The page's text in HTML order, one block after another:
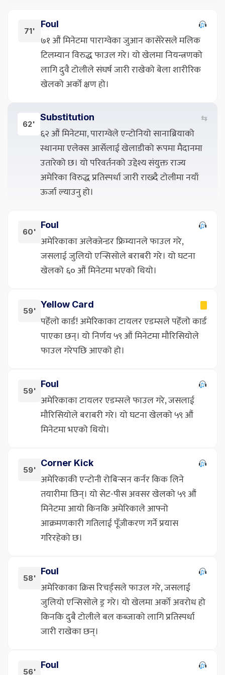
71'
Foul
७१ औं मिनेटमा पाराग्वेका जुआन कासेरेसले मलिक
टिलम्यान विरुद्ध फाउल गरे। यो खेलमा नियन्त्रणको
लागि दुवै टोलीले संघर्ष जारी राखेको बेला शारीरिक
खेलको अर्को क्षण हो।
62'
Substitution ⇆
६२ औं मिनेटमा, पाराग्वेले एन्टोनियो सानाब्रियाको
स्थानमा एलेक्स आर्सेलाई खेलाडीको रूपमा मैदानमा
उतारेको छ। यो परिवर्तनको उद्देश्य संयुक्त राज्य
अमेरिका विरुद्ध प्रतिस्पर्धा जारी राख्दै टोलीमा नयाँ
ऊर्जा ल्याउनु हो।
60'
Foul
अमेरिकाका अलेक्जेन्डर फ्रिम्यानले फाउल गरे,
जसलाई जुलियो एन्सिसोले बराबरी गरे। यो घटना
खेलको ६० औं मिनेटमा भएको थियो।
59'
Yellow Card
पहेँलो कार्ड! अमेरिकाका टायलर एडम्सले पहेँलो कार्ड
पाएका छन्। यो निर्णय ५९ औं मिनेटमा मौरिसियोले
फाउल गरेपछि आएको हो।
59'
Foul
अमेरिकाका टायलर एडम्सले फाउल गरे, जसलाई
मौरिसियोले बराबरी गरे। यो घटना खेलको ५९ औं
मिनेटमा भएको थियो।
59'
Corner Kick
अमेरिकाकी एन्टोनी रोबिन्सन कर्नर किक लिने
तयारीमा छिन्। यो सेट-पीस अवसर खेलको ५९ औं
मिनेटमा आयो किनकि अमेरिकाले आफ्नो
आक्रमणकारी गतिलाई पूँजीकरण गर्ने प्रयास
गरिरहेको छ।
58'
Foul
अमेरिकाका क्रिस रिचर्ड्सले फाउल गरे, जसलाई
जुलियो एन्सिसोले ड्र गरे। यो खेलमा अर्को अवरोध हो
किनकि दुबै टोलीले बल कब्जाको लागि प्रतिस्पर्धा
जारी राखेका छन्।
56'
Foul